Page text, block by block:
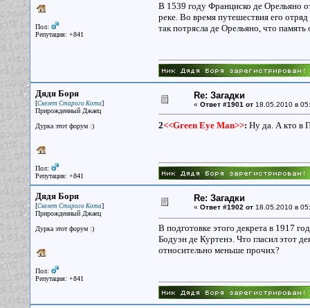
Пол:
Репутация: +841
В 1539 году Франциско де Орельяно
реке. Во время путешествия его
так потрясла де Орельяно, что
Дядя Боря
[Скелет Старого Кота]
Прирожденный Джаец
Дурка этот форум :)
Пол:
Репутация: +841
Re: Загадки
« Ответ #1901 от18.05.2010 в
2<<Green Eye Man>>: Ну да. А кто в
Дядя Боря
[Скелет Старого Кота]
Прирожденный Джаец
Дурка этот форум :)
Пол:
Репутация: +841
Re: Загадки
« Ответ #1902 от18.05.2010 в
В подготовке этого декрета в 1917
Бодуэн де Куртенэ. Что гласил этот
относительно меньше прочих?